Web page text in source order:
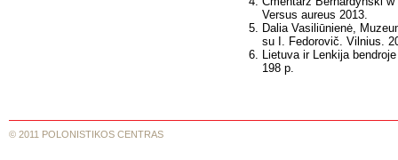
Versus aureus 2013.
Dalia Vasiliūnienė,
su I. Fedorovič. Vilnius.
Lietuva ir Lenkija
198 p.
© 2011 POLONISTIKOS CENTRAS